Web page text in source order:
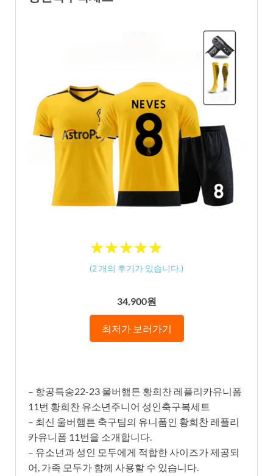
★★★★★
★★★★★
(2 개의 후기가 있습니다.)
34,900원
최저가 보러가기
– 항공특송22-23 울버햄튼 황희찬 레플리카유니폼
11번 황희찬 유소년주니어 성인축구복세트
– 최신 울버햄튼 축구팀의 유니폼인 황희찬 레플리
카유니폼 11번을 소개합니다.
– 유소년과 성인 모두에게 적합한 사이즈가 제공되
어, 가족 모두가 함께 사용할 수 있습니다.